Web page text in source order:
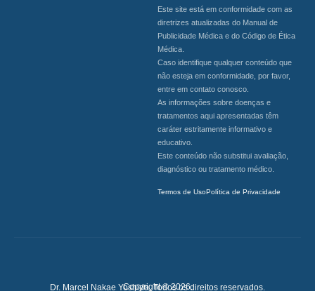
Este site está em conformidade com as
diretrizes atualizadas do Manual de
Publicidade Médica e do Código de Ética
Médica.
Caso identifique qualquer conteúdo que
não esteja em conformidade, por favor,
entre em contato conosco.
As informações sobre doenças e
tratamentos aqui apresentadas têm
caráter estritamente informativo e
educativo.
Este conteúdo não substitui avaliação,
diagnóstico ou tratamento médico.
Termos de UsoPolítica de Privacidade
Copyright © 2026.
Dr. Marcel Nakae Yoshida. Todos os direitos reservados.